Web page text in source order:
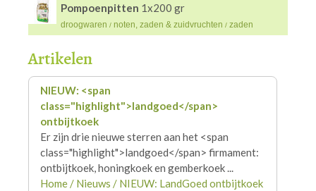
Pompoenpitten 1x200 gr
droogwaren / noten, zaden & zuidvruchten / zaden
Artikelen
NIEUW: <span
class="highlight">landgoed</span>
ontbijtkoek
Er zijn drie nieuwe sterren aan het <span
class="highlight">landgoed</span> firmament:
ontbijtkoek, honingkoek en gemberkoek ...
Home / Nieuws / NIEUW: LandGoed ontbijtkoek